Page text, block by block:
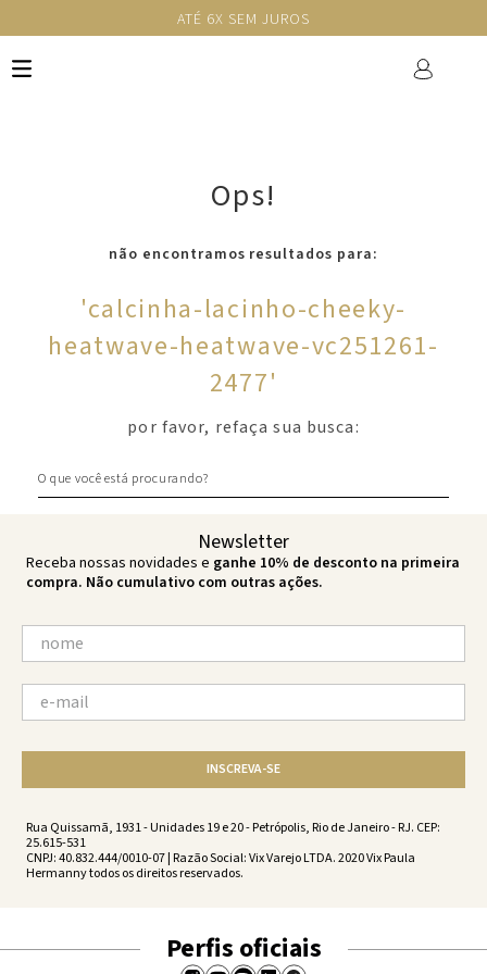
ATÉ 6X SEM JUROS
Ops!
não encontramos resultados para:
'calcinha-lacinho-cheeky-
heatwave-heatwave-vc251261-
2477'
por favor, refaça sua busca:
Newsletter
Receba nossas novidades e ganhe 10% de desconto na primeira
compra. Não cumulativo com outras ações.
INSCREVA-SE
Rua Quissamã, 1931 - Unidades 19 e 20 - Petrópolis, Rio de Janeiro - RJ. CEP:
25.615-531
CNPJ: 40.832.444/0010-07 | Razão Social: Vix Varejo LTDA. 2020 Vix Paula
Hermanny todos os direitos reservados.
Perfis oficiais